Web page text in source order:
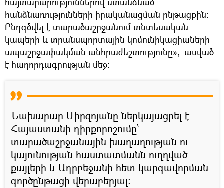
հանձնառությունների իրականացման ընթացքին:
Ընդգծվել է տարածաշրջանում տնտեսական
կապերի և տրանսպորտային կոմունիկացիաների
ապաշրջափակման անհրաժեշտությունը»,–ասված
է հաղորդագրության մեջ։
Նախարար Միրզոյանը ներկայացրել է
Հայաստանի դիրքորոշումը՝
տարածաշրջանային խաղաղության ու
կայունության հաստատմանն ուղղված
քայլերի և Ադրբեջանի հետ կարգավորման
գործընթացի վերաբերյալ։